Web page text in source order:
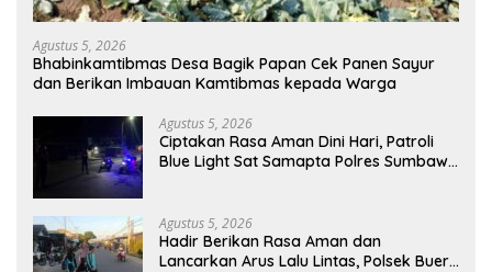
Agustus 5, 2026
Bhabinkamtibmas Desa Bagik Papan Cek Panen Sayur
dan Berikan Imbauan Kamtibmas kepada Warga
Agustus 5, 2026
Ciptakan Rasa Aman Dini Hari, Patroli
Blue Light Sat Samapta Polres Sumbawa
Agustus 5, 2026
Hadir Berikan Rasa Aman dan
Lancarkan Arus Lalu Lintas, Polsek Buer